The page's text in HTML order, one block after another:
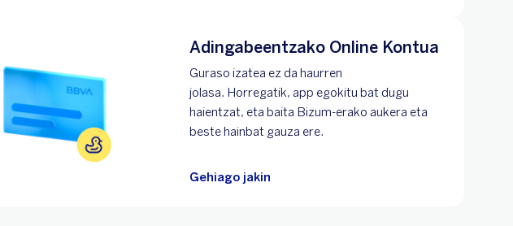
Adingabeentzako Online Kontua
Guraso izatea ez da haurren
jolasa. Horregatik, app egokitu bat dugu
haientzat, eta baita Bizum-erako aukera eta
beste hainbat gauza ere.
Gehiago jakin